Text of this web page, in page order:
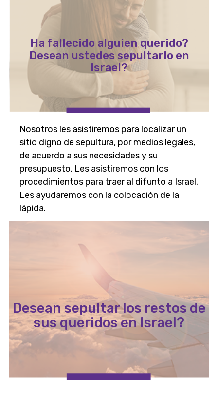
Ha fallecido alguien querido?
Desean ustedes sepultarlo en
Israel?
Nosotros les asistiremos para localizar un
sitio digno de sepultura, por medios legales,
de acuerdo a sus necesidades y su
presupuesto. Les asistiremos con los
procedimientos para traer al difunto a Israel.
Les ayudaremos con la colocación de la
lápida.
Desean sepultar los restos de
sus queridos en Israel?